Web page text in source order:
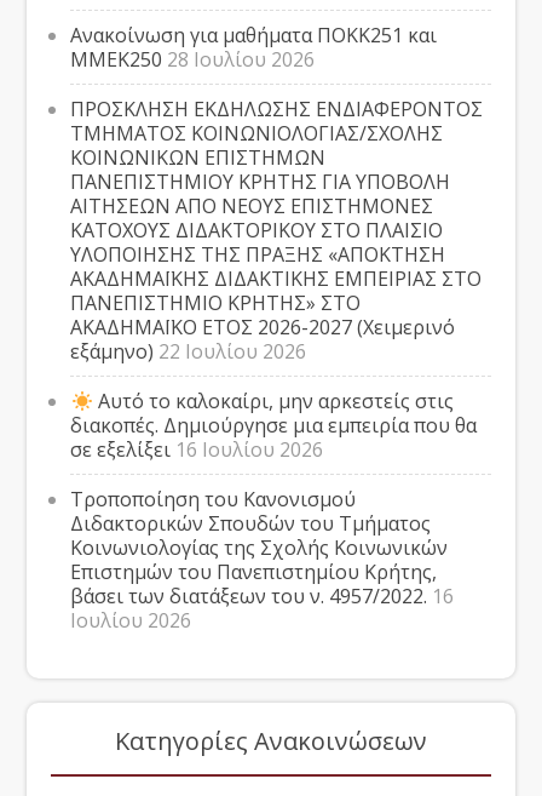
Ανακοίνωση για μαθήματα ΠΟΚΚ251 και
ΜΜΕΚ250 28 Ιουλίου 2026
ΠΡΟΣΚΛΗΣΗ ΕΚΔΗΛΩΣΗΣ ΕΝΔΙΑΦΕΡΟΝΤΟΣ
ΤΜΗΜΑΤΟΣ ΚΟΙΝΩΝΙΟΛΟΓΙΑΣ/ΣΧΟΛΗΣ
ΚΟΙΝΩΝΙΚΩΝ ΕΠΙΣΤΗΜΩΝ
ΠΑΝΕΠΙΣΤΗΜΙΟΥ ΚΡΗΤΗΣ ΓΙΑ ΥΠΟΒΟΛΗ
ΑΙΤΗΣΕΩΝ ΑΠΟ ΝΕΟΥΣ ΕΠΙΣΤΗΜΟΝΕΣ
ΚΑΤΟΧΟΥΣ ΔΙΔΑΚΤΟΡΙΚΟΥ ΣΤΟ ΠΛΑΙΣΙΟ
ΥΛΟΠΟΙΗΣΗΣ ΤΗΣ ΠΡΑΞΗΣ «ΑΠΟΚΤΗΣΗ
ΑΚΑΔΗΜΑΪΚΗΣ ΔΙΔΑΚΤΙΚΗΣ ΕΜΠΕΙΡΙΑΣ ΣΤΟ
ΠΑΝΕΠΙΣΤΗΜΙΟ ΚΡΗΤΗΣ» ΣΤΟ
ΑΚΑΔΗΜΑΪΚΟ ΕΤΟΣ 2026-2027 (Χειμερινό
εξάμηνο) 22 Ιουλίου 2026
Αυτό το καλοκαίρι, μην αρκεστείς στις
διακοπές. Δημιούργησε μια εμπειρία που θα
σε εξελίξει 16 Ιουλίου 2026
Τροποποίηση του Κανονισμού
Διδακτορικών Σπουδών του Τμήματος
Κοινωνιολογίας της Σχολής Κοινωνικών
Επιστημών του Πανεπιστημίου Κρήτης,
βάσει των διατάξεων του ν. 4957/2022. 16
Ιουλίου 2026
Κατηγορίες Ανακοινώσεων